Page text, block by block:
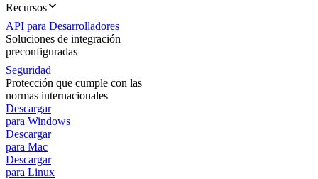
Recursos
API para Desarrolladores
Soluciones de integración
preconfiguradas
Seguridad
Protección que cumple con las
normas internacionales
Descargar
para Windows
Descargar
para Mac
Descargar
para Linux